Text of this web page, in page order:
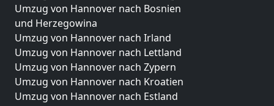
Umzug von Hannover nach Bosnien
und Herzegowina
Umzug von Hannover nach Irland
Umzug von Hannover nach Lettland
Umzug von Hannover nach Zypern
Umzug von Hannover nach Kroatien
Umzug von Hannover nach Estland